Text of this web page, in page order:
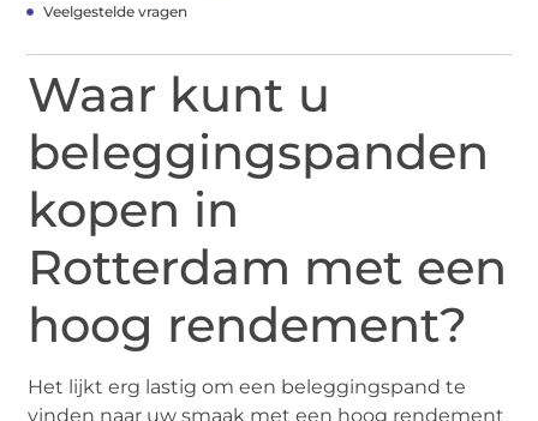
Veelgestelde vragen
Waar kunt u
beleggingspanden
kopen in
Rotterdam met een
hoog rendement?
Het lijkt erg lastig om een beleggingspand te
vinden naar uw smaak met een hoog rendement